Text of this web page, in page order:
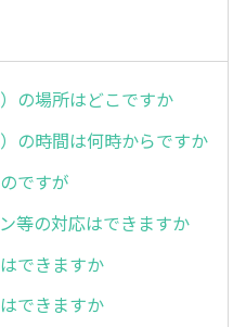
の場所はどこですか
の時間は何時からですか
ですが
等の対応はできますか
できますか
できますか